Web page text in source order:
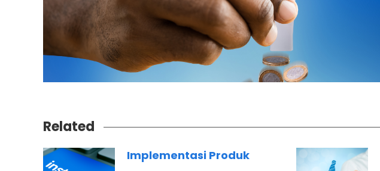
Related
Implementasi Produk